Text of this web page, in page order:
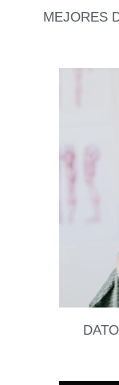
Hay
veces eso
MEJORES